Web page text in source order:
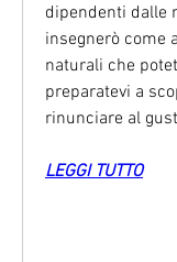
dipendenti dalle
insegnerò come
naturali che
preparatevi a
rinunciare al
LEGGI TUTTO